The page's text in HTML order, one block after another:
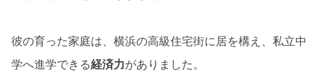
彼の育った家庭は、横浜の高級住宅街に居を構え、私立中
学へ進学できる経済力がありました。